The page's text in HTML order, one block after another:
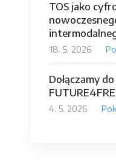
TOS jako
18. 5. 2026
Dołączamy
4. 5. 2026